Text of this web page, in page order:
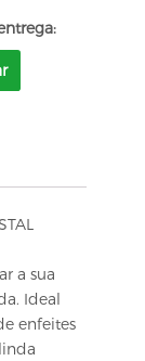
a sua
Ideal
enfeites